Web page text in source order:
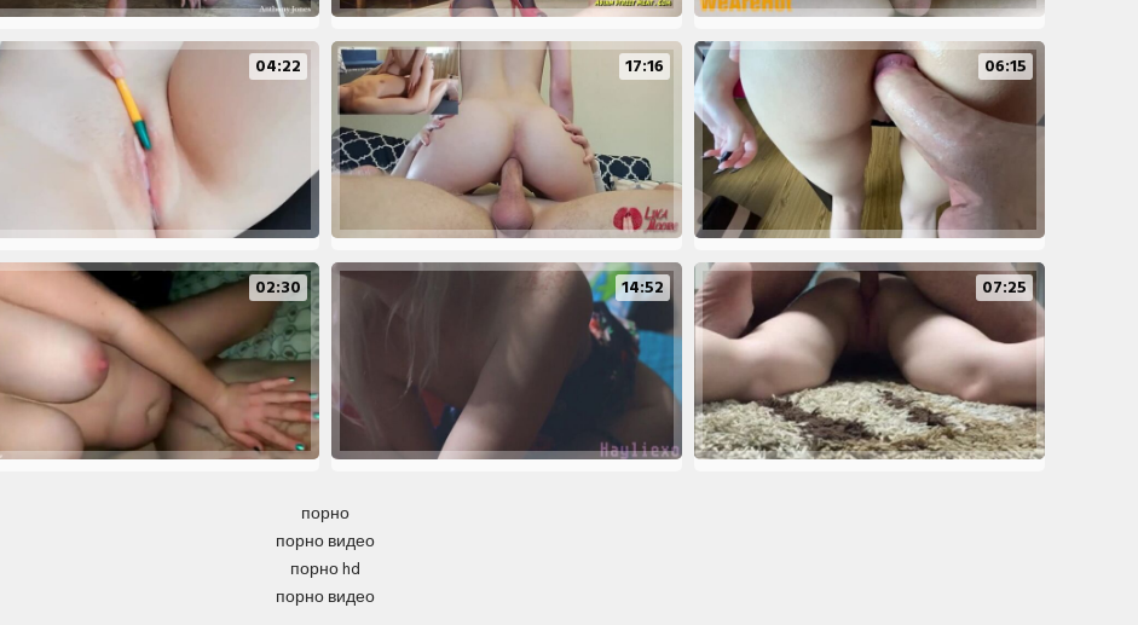
04:22 17:16 06:15
02:30 14:52 07:25
порно
порно видео
порно hd
порно видео